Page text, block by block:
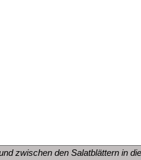
zwischen den Salatblättern in